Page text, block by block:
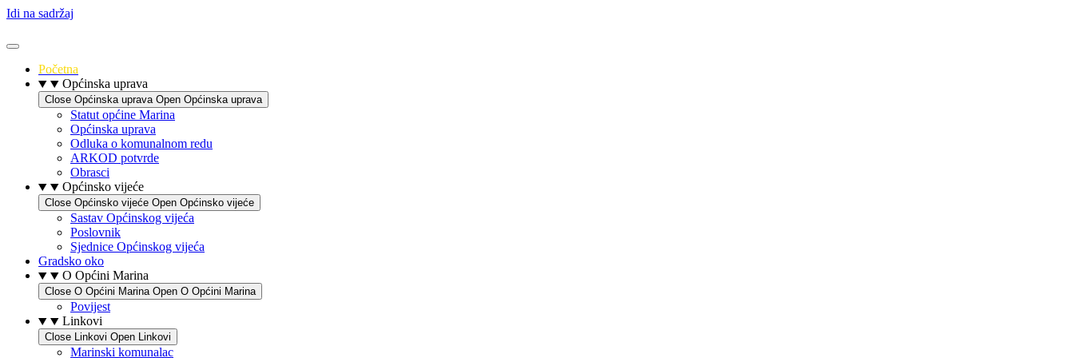
Idi na sadržaj
Početna
Općinska uprava
Close Općinska uprava Open Općinska uprava
Statut općine Marina
Općinska uprava
Odluka o komunalnom redu
ARKOD potvrde
Obrasci
Općinsko vijeće
Close Općinsko vijeće Open Općinsko vijeće
Sastav Općinskog vijeća
Poslovnik
Sjednice Općinskog vijeća
Gradsko oko
O Općini Marina
Close O Općini Marina Open O Općini Marina
Povijest
Linkovi
Close Linkovi Open Linkovi
Marinski komunalac